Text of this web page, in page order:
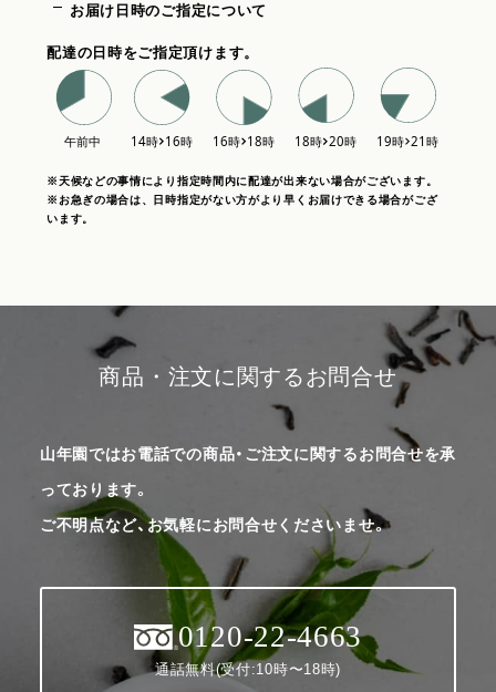
お届け日時のご指定について
配達の日時をご指定頂けます。
※天候などの事情により指定時間内に配達が出来ない場合がございます。
※お急ぎの場合は、日時指定がない方がより早くお届けできる場合がござ
います。
商品・注文に関するお問合せ
山年園ではお電話での商品・ご注文に関するお問合せを承
っております。
ご不明点など、お気軽にお問合せくださいませ。
0120-22-4663
通話無料(受付:10時〜18時)